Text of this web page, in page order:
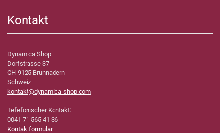
Kontakt
Dynamica Shop
Dorfstrasse 37
CH-9125 Brunnadern
Schweiz
kontakt@dynamica-shop.com
Tefefonischer Kontakt:
0041 71 565 41 36
Kontaktformular